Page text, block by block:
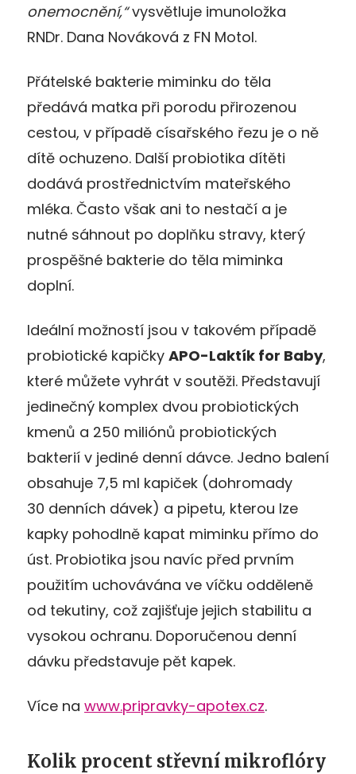
onemocnění,“vysvětluje imunoložka
RNDr. Dana Nováková z FN Motol.
Přátelské bakterie miminku do těla
předává matka při porodu přirozenou
cestou, v případě císařského řezu je o ně
dítě ochuzeno. Další probiotika dítěti
dodává prostřednictvím mateřského
mléka. Často však ani to nestačí a je
nutné sáhnout po doplňku stravy, který
prospěšné bakterie do těla miminka
doplní.
Ideální možností jsou v takovém případě
probiotické kapičky APO-Laktík for Baby,
které můžete vyhrát v soutěži. Představují
jedinečný komplex dvou probiotických
kmenů a 250 miliónů probiotických
bakterií v jediné denní dávce. Jedno balení
obsahuje 7,5 ml kapiček (dohromady
30 denních dávek) a pipetu, kterou lze
kapky pohodlně kapat miminku přímo do
úst. Probiotika jsou navíc před prvním
použitím uchovávána ve víčku odděleně
od tekutiny, což zajišťuje jejich stabilitu a
vysokou ochranu. Doporučenou denní
dávku představuje pět kapek.
Více na www.pripravky-apotex.cz.
Kolik procent střevní mikroflóry